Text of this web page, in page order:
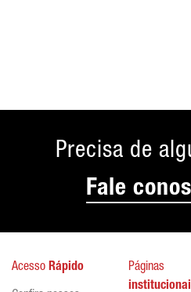
Precisa de
Fale
Acesso Rápido
Páginas